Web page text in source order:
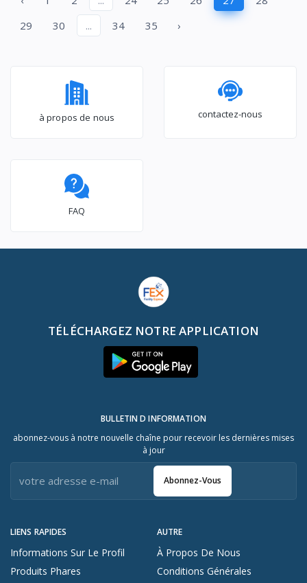
29
30 ... 34 35 ›
à propos de nous contactez-nous
FAQ
TÉLÉCHARGEZ NOTRE APPLICATION
LIENS RAPIDES
Informations Sur Le Profil
Produits Phares
AUTRE
À Propos De Nous
Conditions Générales
BULLETIN D INFORMATION
abonnez-vous à notre nouvelle chaîne pour recevoir les dernières mises
à jour
Abonnez-Vous